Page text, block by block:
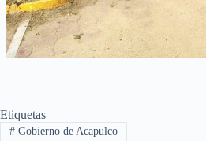
Etiquetas
#Gobierno de Acapulco